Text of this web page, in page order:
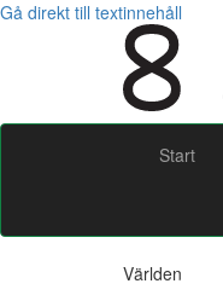
Gå direkt till textinnehåll
Start
Världen